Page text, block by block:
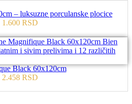
– luksuzne porculanske plocice
1.600 RSD
Black 60x120cm
2.458 RSD